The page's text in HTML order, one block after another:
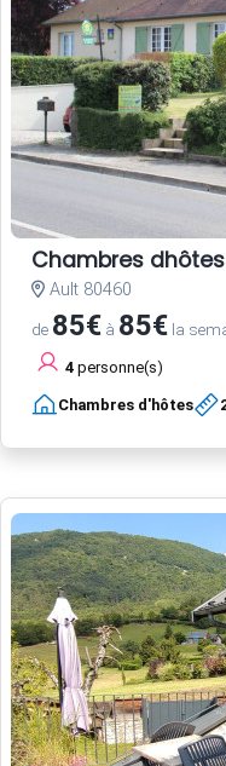
Chambres
Ault 80460
de 85€ à 85€ la
4 personne(s)
Chambres d'hôtes